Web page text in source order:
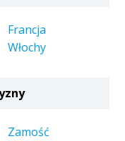
Francja
Włochy
Zamość